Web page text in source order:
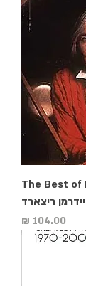
The Best of
מחיר